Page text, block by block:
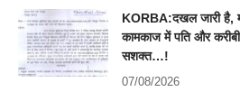
KORBA:दखल जारी है,
कामकाज में पति और करीबी
सशक्त…!
07/08/2026